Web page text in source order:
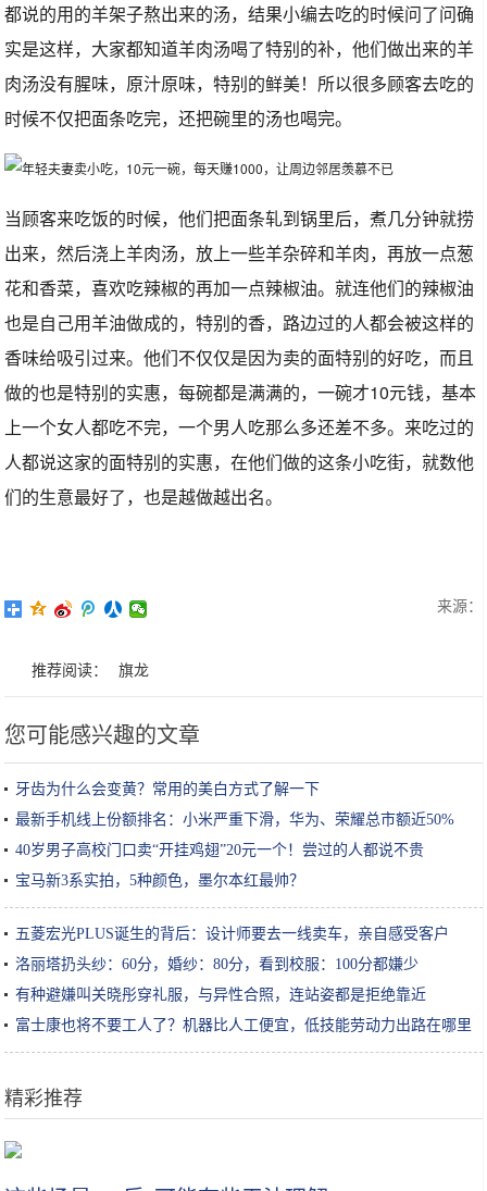
都说的用的羊架子熬出来的汤，结果小编去吃的时候问了问确
实是这样，大家都知道羊肉汤喝了特别的补，他们做出来的羊
肉汤没有腥味，原汁原味，特别的鲜美！所以很多顾客去吃的
时候不仅把面条吃完，还把碗里的汤也喝完。
当顾客来吃饭的时候，他们把面条轧到锅里后，煮几分钟就捞
出来，然后浇上羊肉汤，放上一些羊杂碎和羊肉，再放一点葱
花和香菜，喜欢吃辣椒的再加一点辣椒油。就连他们的辣椒油
也是自己用羊油做成的，特别的香，路边过的人都会被这样的
香味给吸引过来。他们不仅仅是因为卖的面特别的好吃，而且
做的也是特别的实惠，每碗都是满满的，一碗才10元钱，基本
上一个女人都吃不完，一个男人吃那么多还差不多。来吃过的
人都说这家的面特别的实惠，在他们做的这条小吃街，就数他
们的生意最好了，也是越做越出名。
来源：
推荐阅读： 旗龙
您可能感兴趣的文章
牙齿为什么会变黄？常用的美白方式了解一下
最新手机线上份额排名：小米严重下滑，华为、荣耀总市额近50%
40岁男子高校门口卖“开挂鸡翅”20元一个！尝过的人都说不贵
宝马新3系实拍，5种颜色，墨尔本红最帅？
五菱宏光PLUS诞生的背后：设计师要去一线卖车，亲自感受客户
洛丽塔扔头纱：60分，婚纱：80分，看到校服：100分都嫌少
有种避嫌叫关晓彤穿礼服，与异性合照，连站姿都是拒绝靠近
富士康也将不要工人了？机器比人工便宜，低技能劳动力出路在哪里
精彩推荐